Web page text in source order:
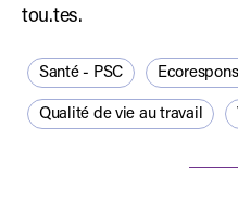
tou.tes.
Santé - PSC
Qualité de vie au travail